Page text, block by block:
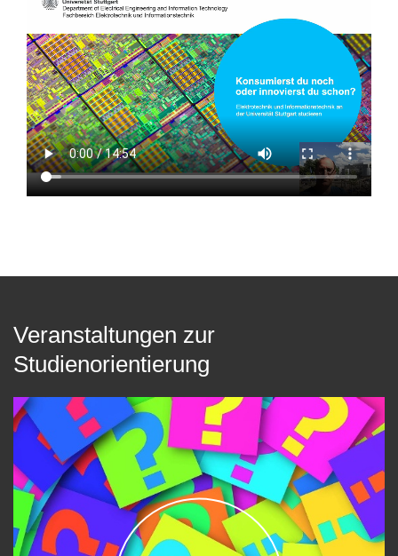
Veranstaltungen zur
Studienorientierung